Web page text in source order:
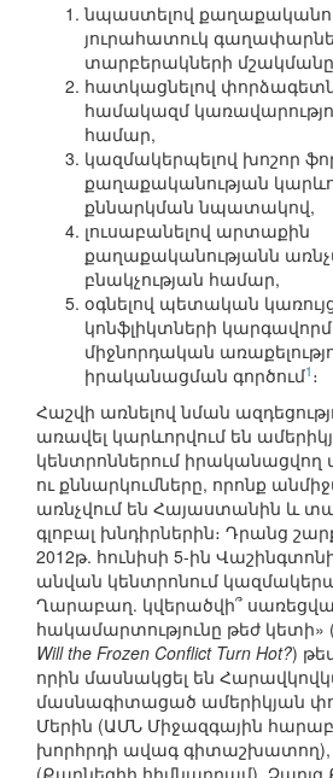
նպաստելով
յուրահատուկ
տարբերակների
հատկացնելով
համակազմ
համար,
կազմակերպելով խոշոր
քաղաքականության
քննարկման նպատակով,
լուսաբանելով արտաքին
քաղաքականությանն
բնակչության համար,
օգնելով պետական
կոնֆլիկտների
միջնորդական
իրականացման գործում1 ։
Հաշվի առնելով նման
առավել կարևորվում են
կենտրոններում իրականացվող
ու քննարկումները, որոնք
առնչվում են Հայաստանին և
գլոբալ խնդիրներին։ Դրանց
2012թ. հունիսի 5-ին
անվան կենտրոնում
Ղարաբաղ. կվերածվի՞
հակամարտությունը թեժ կետի» (
Will the Frozen Conflict Turn Hot?)
որին մասնակցել են
մասնագիտացած ամերիկյան
Մերին (ԱՄՆ Միջազգային
խորհրդի ավագ գիտաշխատող),